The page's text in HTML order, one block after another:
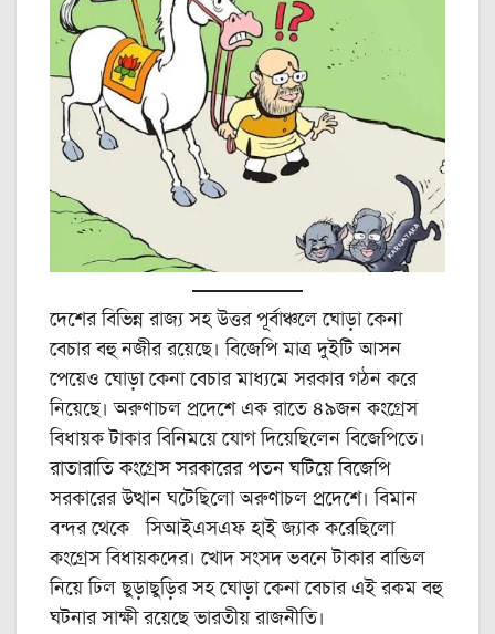
দেশের বিভিন্ন রাজ্য সহ উত্তর পূর্বাঞ্চলে ঘোড়া কেনা
বেচার বহু নজীর রয়েছে। বিজেপি মাত্র দুইটি আসন
পেয়েও ঘোড়া কেনা বেচার মাধ্যমে সরকার গঠন করে
নিয়েছে। অরুণাচল প্রদেশে এক রাতে ৪৯জন কংগ্রেস
বিধায়ক টাকার বিনিময়ে যোগ দিয়েছিলেন বিজেপিতে।
রাতারাতি কংগ্রেস সরকারের পতন ঘটিয়ে বিজেপি
সরকারের উত্থান ঘটেছিলো অরুণাচল প্রদেশে। বিমান
বন্দর থেকে সিআইএসএফ হাই জ্যাক করেছিলো
কংগ্রেস বিধায়কদের। খোদ সংসদ ভবনে টাকার বান্ডিল
নিয়ে ঢিল ছুড়াছুড়ির সহ ঘোড়া কেনা বেচার এই রকম বহু
ঘটনার সাক্ষী রয়েছে ভারতীয় রাজনীতি।